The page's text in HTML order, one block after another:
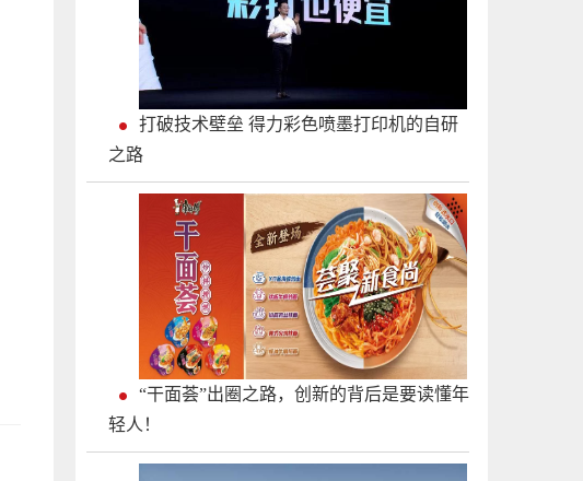
打破技术壁垒 得力彩色喷墨打印机的自研
之路
“干面荟”出圈之路，创新的背后是要读懂年
轻人！